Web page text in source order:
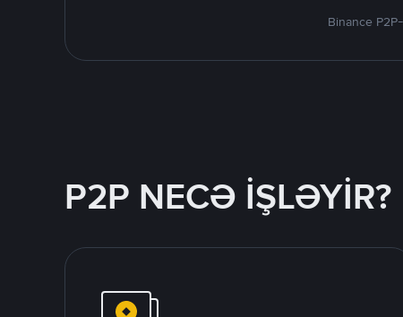
Binance
P2P NECƏ İŞLƏYİR?